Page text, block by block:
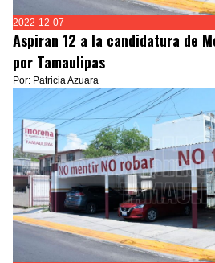
2022-12-07
Aspiran 12 a la candidatura de
por Tamaulipas
Por: Patricia Azuara